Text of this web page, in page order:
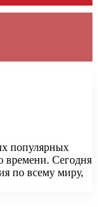
популярных
времени. Сегодня
по всему миру,